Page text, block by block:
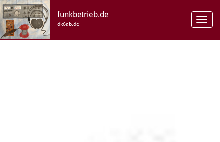
funkbetrieb.de
dk6ab.de